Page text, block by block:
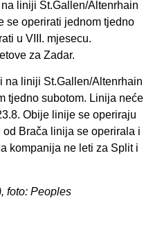
liniji St.Gallen/Altenrhain
se operirati jednom tjedno
u VIII. mjesecu.
za Zadar.
na liniji St.Gallen/Altenrhain
tjedno subotom. Linija neće
Obije linije se operiraju
Brača linija se operirala i
kompanija ne leti za Split i
foto: Peoples